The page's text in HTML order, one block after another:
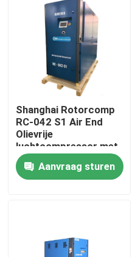
Huis
Shanghai Rotorcomp
RC-042 S1 Air End
Olievrije
luchtcompressor met
2890 Min Motor
SpeedAanvraag sturen